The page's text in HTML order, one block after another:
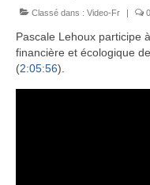
Classé dans : Video-Fr | 0
Pascale Lehoux participe
financière et écologique
(2:05:56).